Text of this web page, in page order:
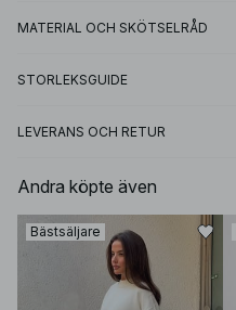
MATERIAL OCH SKÖTSELRÅD
STORLEKSGUIDE
LEVERANS OCH RETUR
Andra köpte även
Bästsäljare